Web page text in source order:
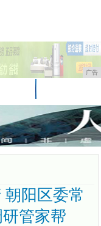
广告
阳区委常
管家帮